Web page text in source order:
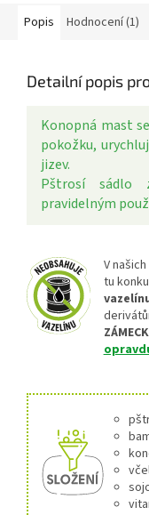
Popis Hodnocení (1)
Detailní popis
Konopná mast
pokožku,
jizev.
Pštrosí sádlo
pravidelným
V
tu